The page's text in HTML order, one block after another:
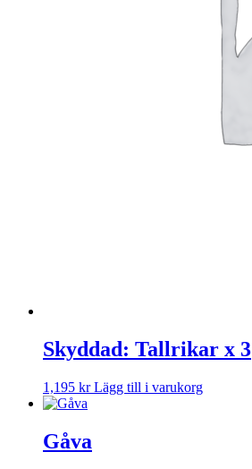
Skyddad: Tallrikar x 3
1,195 kr Lägg till i varukorg
Gåva